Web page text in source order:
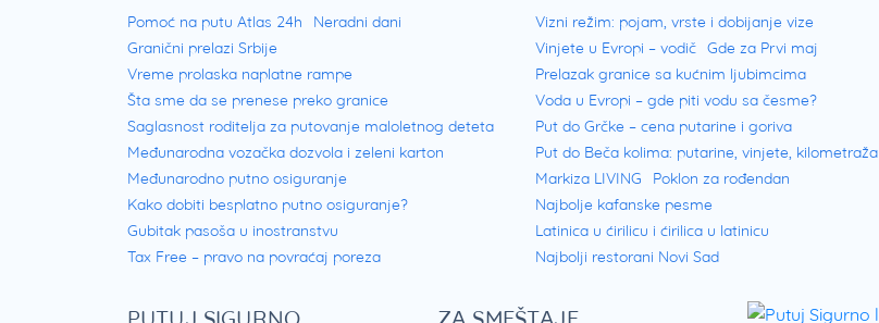
Pomoć na putu Atlas 24h
Neradni dani
Granični prelazi Srbije
Vreme prolaska naplatne rampe
Šta sme da se prenese preko granice
Saglasnost roditelja za putovanje maloletnog deteta
Međunarodna vozačka dozvola i zeleni karton
Međunarodno putno osiguranje
Kako dobiti besplatno putno osiguranje?
Gubitak pasoša u inostranstvu
Tax Free – pravo na povraćaj poreza
Vizni režim: pojam, vrste i dobijanje vize
Vinjete u Evropi – vodič Gde za Prvi maj
Prelazak granice sa kućnim ljubimcima
Voda u Evropi – gde piti vodu sa česme?
Put do Grčke – cena putarine i goriva
Put do Beča kolima: putarine, vinjete, kilometraža
Markiza LIVING
Poklon za rođendan
Najbolje kafanske pesme
Latinica u ćirilicu i ćirilica u latinicu
Najbolji restorani Novi Sad